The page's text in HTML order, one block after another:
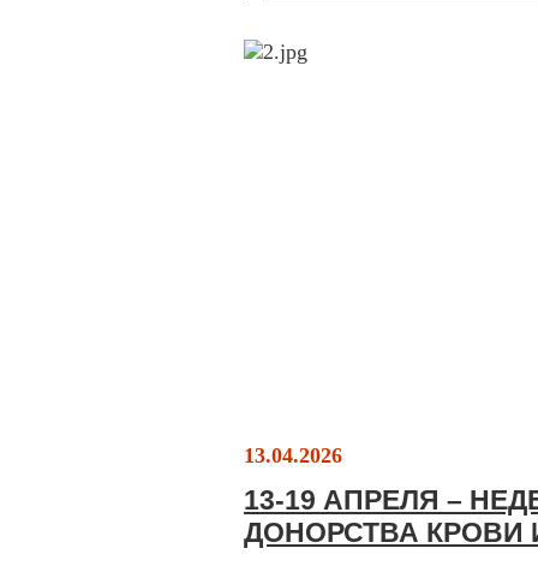
13.04.2026
13-19 АПРЕЛЯ –
ДОНОРСТВА КРОВИ